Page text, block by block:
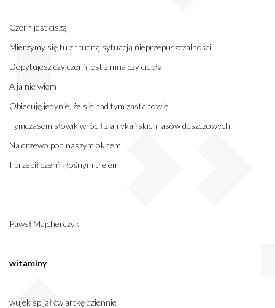
Czerń jest ciszą
Mierzymy się tu z trudną sytuacją nieprzepuszczalności
Dopytujesz czy czerń jest zimna czy ciepła
A ja nie wiem
Obiecuję jedynie, że się nad tym zastanowię
Tymczasem słowik wrócił z afrykańskich lasów deszczowych
Na drzewo pod naszym oknem
I przebił czerń głośnym trelem
Paweł Majcherczyk
witaminy
wujek spijał ćwiartkę dziennie